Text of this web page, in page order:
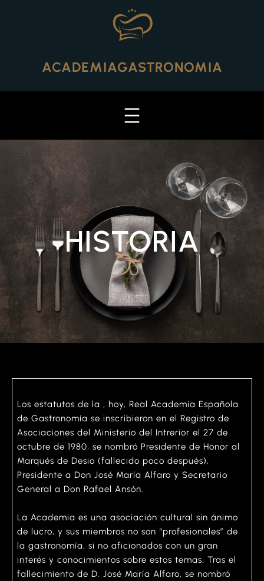
ACADEMIAGASTRONOMIA
HISTORIA
Los estatutos de la , hoy, Real Academia Española
de Gastronomía se inscribieron en el Registro de
Asociaciones del Ministerio del Intrerior el 27 de
octubre de 1980, se nombró Presidente de Honor al
Marqués de Desio (fallecido poco después),
Presidente a Don José María Alfaro y Secretario
General a Don Rafael Ansón.
La Academia es una asociación cultural sin ánimo
de lucro, y sus miembros no son “profesionales” de
la gastronomía, si no aficionados con un gran
interés y conocimientos sobre estos temas. Tras el
fallecimiento de D. José María Alfaro, se nombró